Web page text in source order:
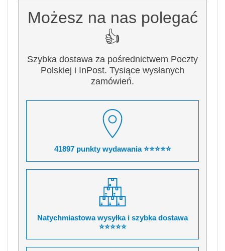
Możesz na nas polegać
👍
Szybka dostawa za pośrednictwem Poczty
Polskiej i InPost. Tysiące wysłanych
zamówień.
41897 punkty wydawania ⭐⭐⭐⭐⭐
Natychmiastowa wysyłka i szybka dostawa
⭐⭐⭐⭐⭐